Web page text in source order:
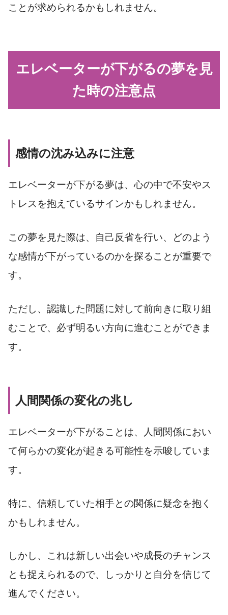
ことが求められるかもしれません。
エレベーターが下がるの夢を見
た時の注意点
感情の沈み込みに注意
エレベーターが下がる夢は、心の中で不安やス
トレスを抱えているサインかもしれません。
この夢を見た際は、自己反省を行い、どのよう
な感情が下がっているのかを探ることが重要で
す。
ただし、認識した問題に対して前向きに取り組
むことで、必ず明るい方向に進むことができま
す。
人間関係の変化の兆し
エレベーターが下がることは、人間関係におい
て何らかの変化が起きる可能性を示唆していま
す。
特に、信頼していた相手との関係に疑念を抱く
かもしれません。
しかし、これは新しい出会いや成長のチャンス
とも捉えられるので、しっかりと自分を信じて
進んでください。